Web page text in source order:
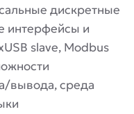
дискретные
интерфейсы и
slave, Modbus
вывода, среда